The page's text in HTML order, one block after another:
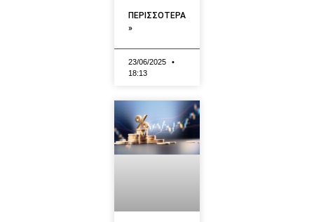
ΠΕΡΙΣΣΟΤΕΡΑ
»
23/06/2025
18:13